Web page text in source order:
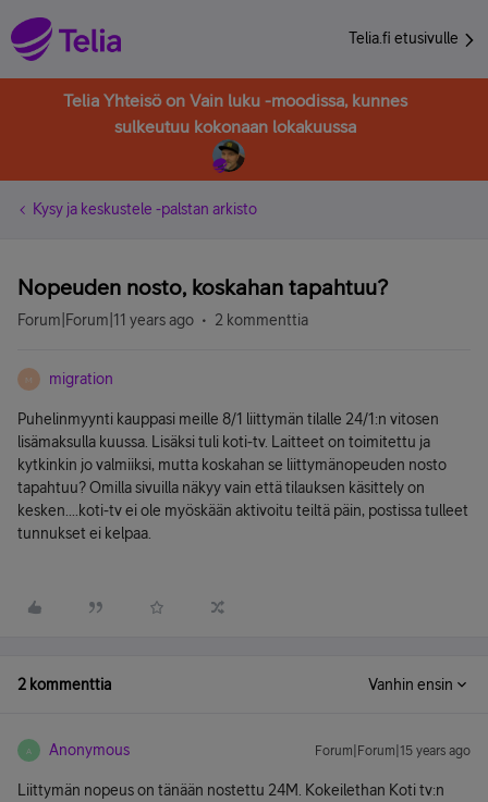
Telia.fi etusivulle
Telia Yhteisö on Vain luku -moodissa, kunnes
sulkeutuu kokonaan lokakuussa
Kysy ja keskustele -palstan arkisto
Nopeuden nosto, koskahan tapahtuu?
Forum|Forum|11 years ago 2 kommenttia
M migration
Puhelinmyynti kauppasi meille 8/1 liittymän tilalle 24/1:n vitosen
lisämaksulla kuussa. Lisäksi tuli koti-tv. Laitteet on toimitettu ja
kytkinkin jo valmiiksi, mutta koskahan se liittymänopeuden nosto
tapahtuu? Omilla sivuilla näkyy vain että tilauksen käsittely on
kesken....koti-tv ei ole myöskään aktivoitu teiltä päin, postissa tulleet
tunnukset ei kelpaa.
2 kommenttia Vanhin ensin
A Anonymous Forum|Forum|15 years ago
Liittymän nopeus on tänään nostettu 24M. Kokeilethan Koti tv:n